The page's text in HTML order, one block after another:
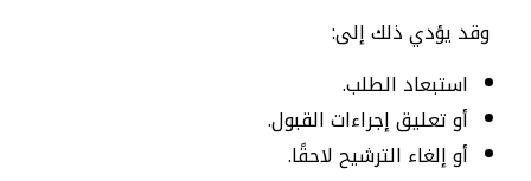
وقد يؤدي ذلك إلى:
استبعاد الطلب.
أو تعليق إجراءات القبول.
أو إلغاء الترشيح لاحقًا.